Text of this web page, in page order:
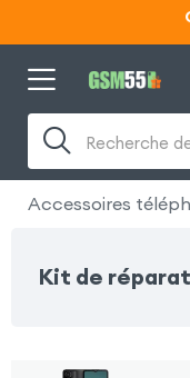
Recherche
Accessoires
Kit de